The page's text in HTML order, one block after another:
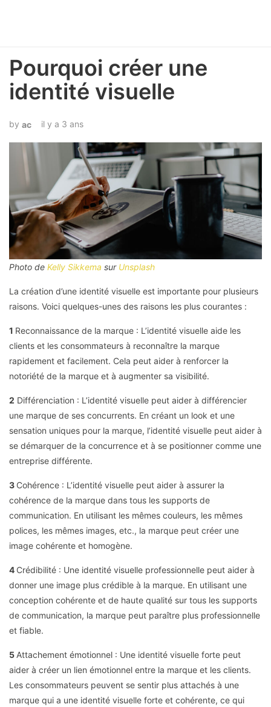
Pourquoi créer une
identité visuelle
ac il y a 3 ans
Photo de Kelly Sikkema sur Unsplash
La création d’une identité visuelle est importante pour plusieurs
raisons. Voici quelques-unes des raisons les plus courantes :
1 Reconnaissance de la marque : L’identité visuelle aide les
clients et les consommateurs à reconnaître la marque
rapidement et facilement. Cela peut aider à renforcer la
notoriété de la marque et à augmenter sa visibilité.
2 Différenciation : L’identité visuelle peut aider à différencier
une marque de ses concurrents. En créant un look et une
sensation uniques pour la marque, l’identité visuelle peut aider à
se démarquer de la concurrence et à se positionner comme une
entreprise différente.
3 Cohérence : L’identité visuelle peut aider à assurer la
cohérence de la marque dans tous les supports de
communication. En utilisant les mêmes couleurs, les mêmes
polices, les mêmes images, etc., la marque peut créer une
image cohérente et homogène.
4 Crédibilité : Une identité visuelle professionnelle peut aider à
donner une image plus crédible à la marque. En utilisant une
conception cohérente et de haute qualité sur tous les supports
de communication, la marque peut paraître plus professionnelle
et fiable.
5 Attachement émotionnel : Une identité visuelle forte peut
aider à créer un lien émotionnel entre la marque et les clients.
Les consommateurs peuvent se sentir plus attachés à une
marque qui a une identité visuelle forte et cohérente, ce qui